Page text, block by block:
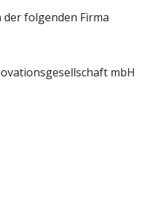
folgenden Firma
mbH